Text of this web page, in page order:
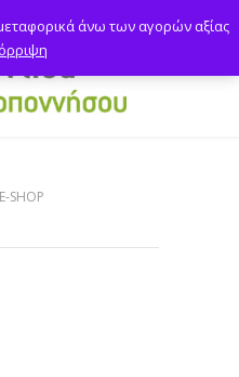
E-SHOP
άνω των αγορών αξίας